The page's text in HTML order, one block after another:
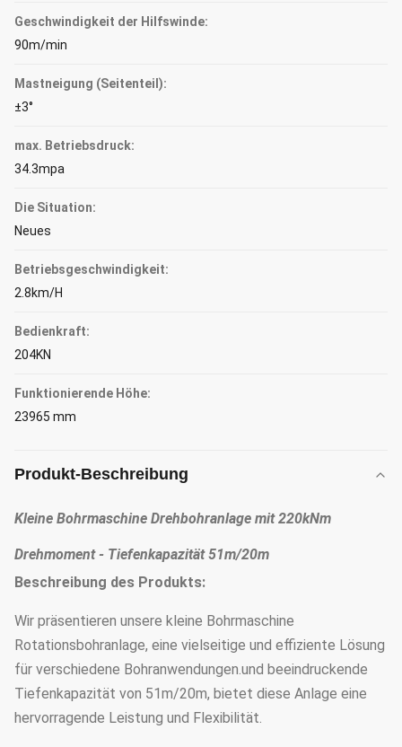
Geschwindigkeit der Hilfswinde:
90m/min
Mastneigung (Seitenteil):
±3°
max. Betriebsdruck:
34.3mpa
Die Situation:
Neues
Betriebsgeschwindigkeit:
2.8km/H
Bedienkraft:
204KN
Funktionierende Höhe:
23965 mm
Produkt-Beschreibung
Kleine Bohrmaschine Drehbohranlage mit 220kNm
Drehmoment - Tiefenkapazität 51m/20m
Beschreibung des Produkts:
Wir präsentieren unsere kleine Bohrmaschine
Rotationsbohranlage, eine vielseitige und effiziente Lösung
für verschiedene Bohranwendungen.und beeindruckende
Tiefenkapazität von 51m/20m, bietet diese Anlage eine
hervorragende Leistung und Flexibilität.